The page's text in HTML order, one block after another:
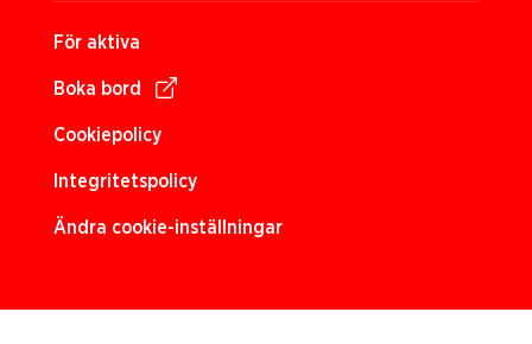
För aktiva
Boka bord
Cookiepolicy
Integritetspolicy
Ändra cookie-inställningar